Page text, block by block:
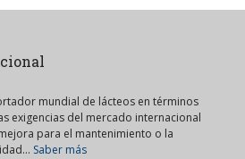
mundial de lácteos en términos
exigencias del mercado internacional
para el mantenimiento o la
Saber más